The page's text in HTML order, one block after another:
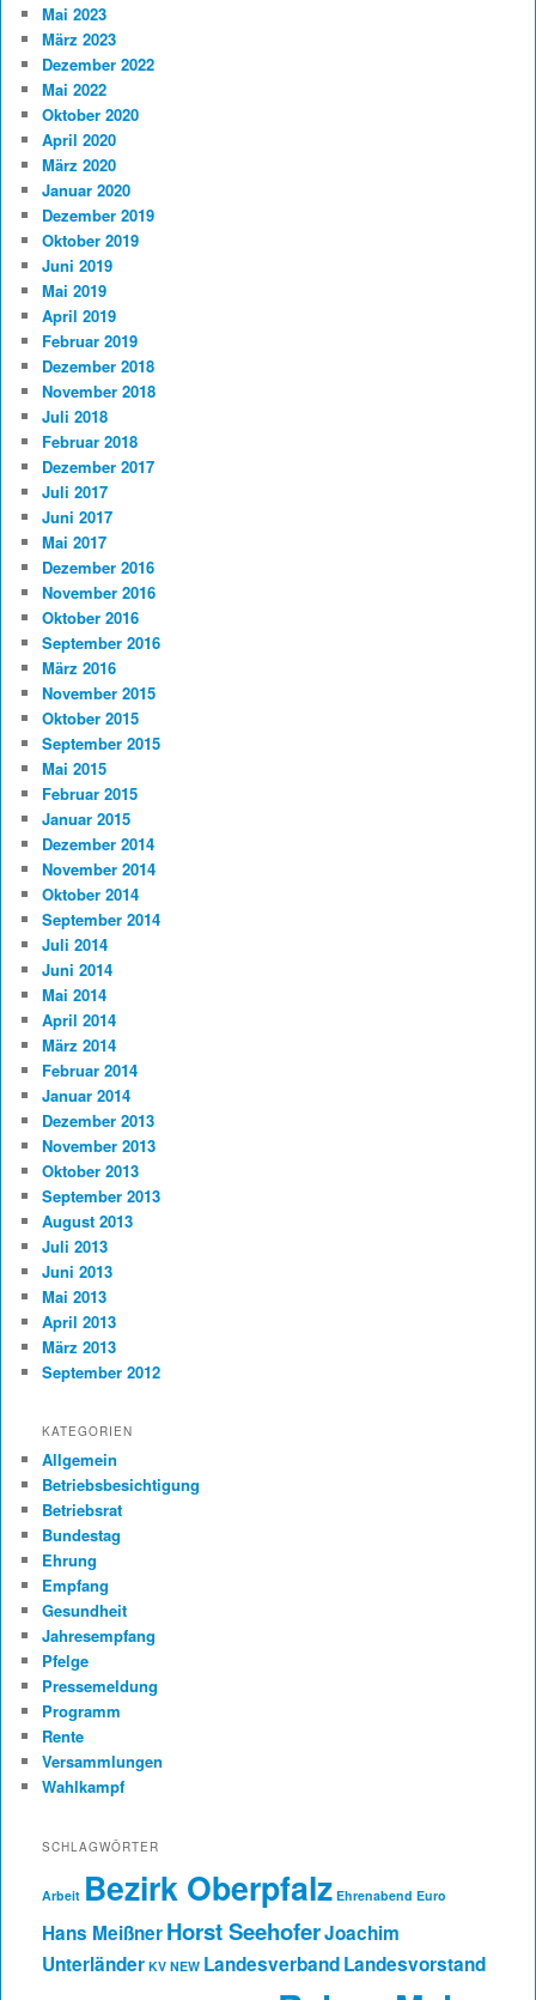
Mai 2023
März 2023
Dezember 2022
Mai 2022
Oktober 2020
April 2020
März 2020
Januar 2020
Dezember 2019
Oktober 2019
Juni 2019
Mai 2019
April 2019
Februar 2019
Dezember 2018
November 2018
Juli 2018
Februar 2018
Dezember 2017
Juli 2017
Juni 2017
Mai 2017
Dezember 2016
November 2016
Oktober 2016
September 2016
März 2016
November 2015
Oktober 2015
September 2015
Mai 2015
Februar 2015
Januar 2015
Dezember 2014
November 2014
Oktober 2014
September 2014
Juli 2014
Juni 2014
Mai 2014
April 2014
März 2014
Februar 2014
Januar 2014
Dezember 2013
November 2013
Oktober 2013
September 2013
August 2013
Juli 2013
Juni 2013
Mai 2013
April 2013
März 2013
September 2012
KATEGORIEN
Allgemein
Betriebsbesichtigung
Betriebsrat
Bundestag
Ehrung
Empfang
Gesundheit
Jahresempfang
Pfelge
Pressemeldung
Programm
Rente
Versammlungen
Wahlkampf
SCHLAGWÖRTER
Arbeit Bezirk Oberpfalz Ehrenabend Euro
Hans MeißnerHorst SeehoferJoachim
Unterländer KV NEW LandesverbandLandesvorstand